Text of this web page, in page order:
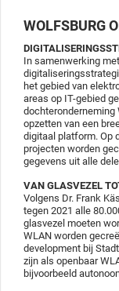
WOLFSBURG
In samenwerking
het gebied van
areas op IT-gebied
dochteronderneming
opzetten van een
digitaal platform. Op
projecten worden
gegevens uit alle
VAN GLASVEZEL
Volgens Dr. Frank
tegen 2021 alle
glasvezel moeten
WLAN worden
development bij
zijn als openbaar
bijvoorbeeld